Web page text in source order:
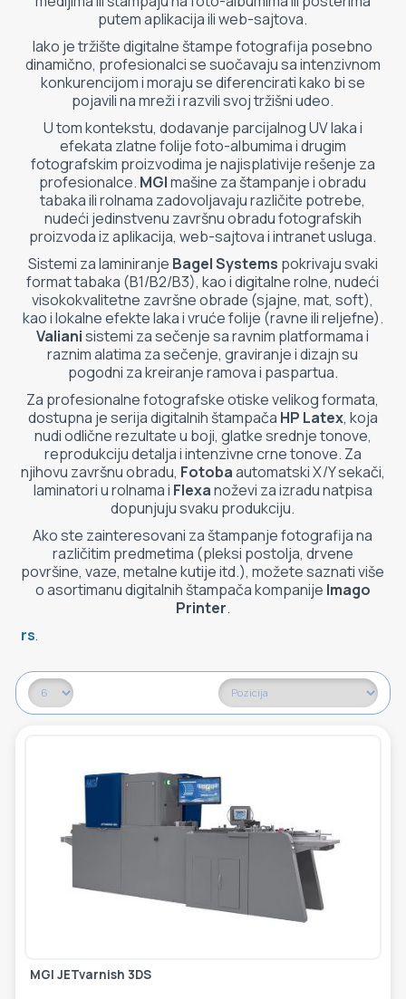
ALATI - DODATNA OPREMA
POMOĆNA OPREMA
PO NARUDŽBINI
POLOVNA OPREMA
ETIKETE
TEHNIČKI CRTEŽI
putem aplikacija ili web-sajtova.
Iako je tržište digitalne štampe fotografija posebno
dinamično, profesionalci se suočavaju sa intenzivnom
konkurencijom i moraju se diferencirati kako bi se
pojavili na mreži i razvili svoj tržišni udeo.
U tom kontekstu, dodavanje parcijalnog UV laka i
efekata zlatne folije foto-albumima i drugim
fotografskim proizvodima je najisplativije rešenje za
profesionalce. MGImašine za štampanje i obradu
tabaka ili rolnama zadovoljavaju različite potrebe,
nudeći jedinstvenu završnu obradu fotografskih
proizvoda iz aplikacija, web-sajtova i intranet usluga.
Sistemi za laminiranje Bagel Systems pokrivaju svaki
format tabaka (B1/B2/B3), kao i digitalne rolne, nudeći
visokokvalitetne završne obrade (sjajne, mat, soft),
kao i lokalne efekte laka i vruće folije (ravne ili reljefne).
Valianisistemi za sečenje sa ravnim platformama i
raznim alatima za sečenje, graviranje i dizajn su
pogodni za kreiranje ramova i paspartua.
Za profesionalne fotografske otiske velikog formata,
dostupna je serija digitalnih štampača HP Latex, koja
nudi odlične rezultate u boji, glatke srednje tonove,
reprodukciju detalja i intenzivne crne tonove. Za
njihovu završnu obradu, Fotobaautomatski X/Y sekači,
laminatori u rolnama i Flexanoževi za izradu natpisa
dopunjuju svaku produkciju.
Ako ste zainteresovani za štampanje fotografija na
različitim predmetima (pleksi postolja, drvene
površine, vaze, metalne kutije itd.), možete saznati više
o asortimanu digitalnih štampača kompanije Imago
Printer.
rs
MGI JETvarnish 3DS